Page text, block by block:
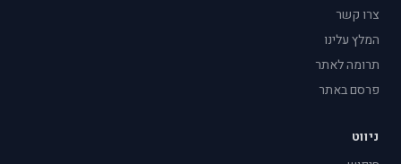
צרו קשר
המלץ עלינו
תרומה לאתר
פרסם באתר
ניווט